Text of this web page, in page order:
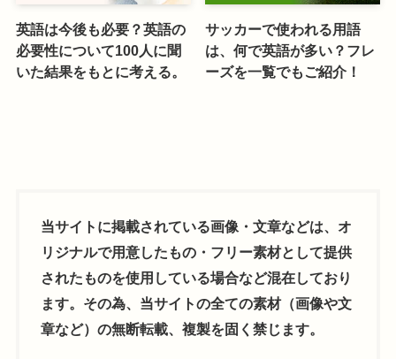
英語は今後も必要？英語の
必要性について100人に聞
いた結果をもとに考える。
サッカーで使われる用語
は、何で英語が多い？フレ
ーズを一覧でもご紹介！
当サイトに掲載されている画像・文章などは、オ
リジナルで用意したもの・フリー素材として提供
されたものを使用している場合など混在しており
ます。その為、当サイトの全ての素材（画像や文
章など）の無断転載、複製を固く禁じます。